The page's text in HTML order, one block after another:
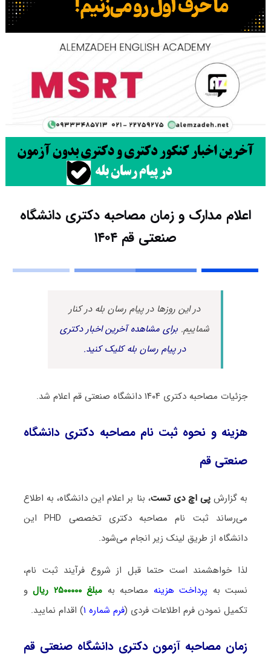
اعلام مدارک و زمان مصاحبه دکتری دانشگاه
صنعتی قم ۱۴۰۴
در این روزها در پیام رسان بله در کنار
شماییم.برای مشاهده آخرین اخبار دکتری
در پیام رسان بله کلیک کنید.
جزئیات مصاحبه دکتری ۱۴۰۴ دانشگاه صنعتی قم اعلام شد.
هزینه و نحوه ثبت نام مصاحبه دکتری دانشگاه
صنعتی قم
به گزارش پی اچ دی تست، بنا بر اعلام این دانشگاه، به اطلاع
می‌رساند ثبت نام مصاحبه دکتری تخصصی PHD این
دانشگاه از طریق لینک زیر انجام می‌شود.
لذا خواهشمند است حتما قبل از شروع فرآیند ثبت نام،
نسبت به پرداخت هزینه مصاحبه به مبلغ ۲۵۰۰۰۰۰ ریال
و
تکمیل نمودن فرم اطلاعات فردی (فرم شماره ۱ ) اقدام نمایید.
زمان مصاحبه آزمون دکتری دانشگاه صنعتی قم